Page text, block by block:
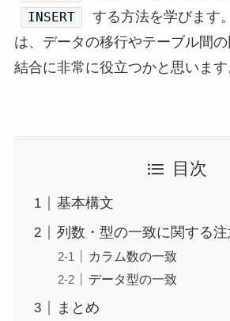
INSERT
する方法を学びます
は、データの移行やテーブル間
結合に非常に役立つかと思います
目次
基本構文
列数・型の一致に関する注
カラム数の一致
データ型の一致
まとめ